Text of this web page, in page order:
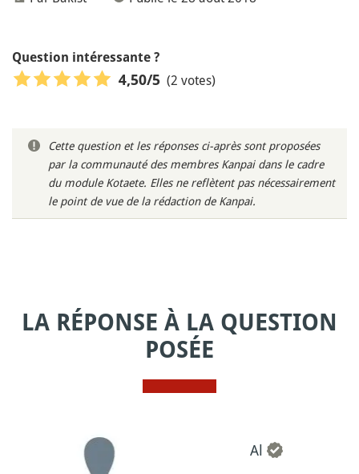
Question intéressante ?
4,50/5 (2 votes)
Cette question et les réponses ci-après sont proposées
par la communauté des membres Kanpai dans le cadre
du module Kotaete. Elles ne reflètent pas nécessairement
le point de vue de la rédaction de Kanpai.
LA RÉPONSE À LA QUESTION
POSÉE
Al